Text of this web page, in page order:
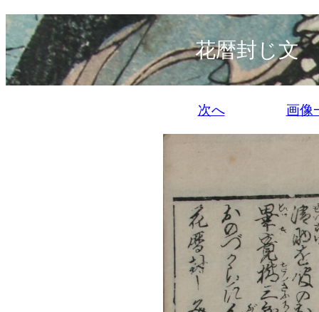
花暦封じ文
次へ 画像